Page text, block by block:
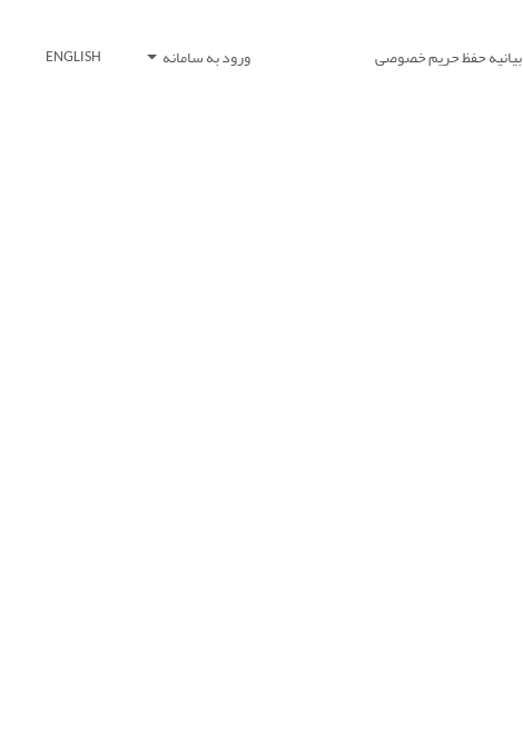
بیانیه حفظ حریم خصوصی ورود به سامانه ENGLISH